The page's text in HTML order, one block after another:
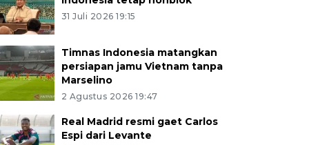
31 Juli 2026 19:15
Timnas Indonesia matangkan
persiapan jamu Vietnam tanpa
Marselino
2 Agustus 2026 19:47
Real Madrid resmi gaet Carlos
Espi dari Levante